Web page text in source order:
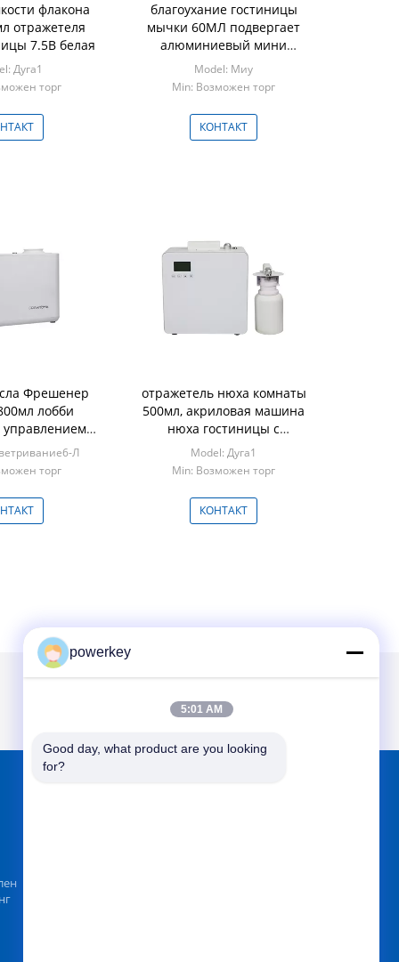
флакона
отражетеля
7.5В белая
Дуга1
торг
благоухание гостиницы
мычки 60МЛ подвергает
алюминиевый мини
отражетель механической
обработке 2.2В
ароматерапии
Model: Миу
Min: Возможен торг
КОНТАКТ
Фрешенер
лобби
управлением
с
Л
торг
отражетель нюха комнаты
500мл, акриловая машина
нюха гостиницы с
средством доставки
Model: Дуга1
Min: Возможен торг
КОНТАКТ
powerkey
5:01 AM
Good day, what product are you looking
for?